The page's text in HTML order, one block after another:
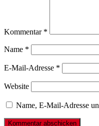
Kommentar *
Name *
E-Mail-Adresse *
Website
Name, E-Mail-Adresse